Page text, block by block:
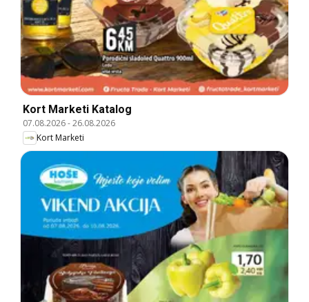
Kort Marketi Katalog
07.08.2026-26.08.2026
Kort Marketi